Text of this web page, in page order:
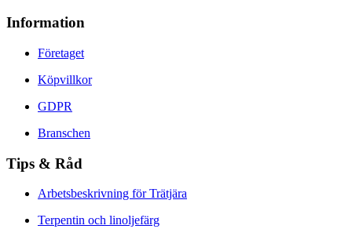
Information
Företaget
Köpvillkor
GDPR
Branschen
Tips & Råd
Arbetsbeskrivning för Trätjära
Terpentin och linoljefärg